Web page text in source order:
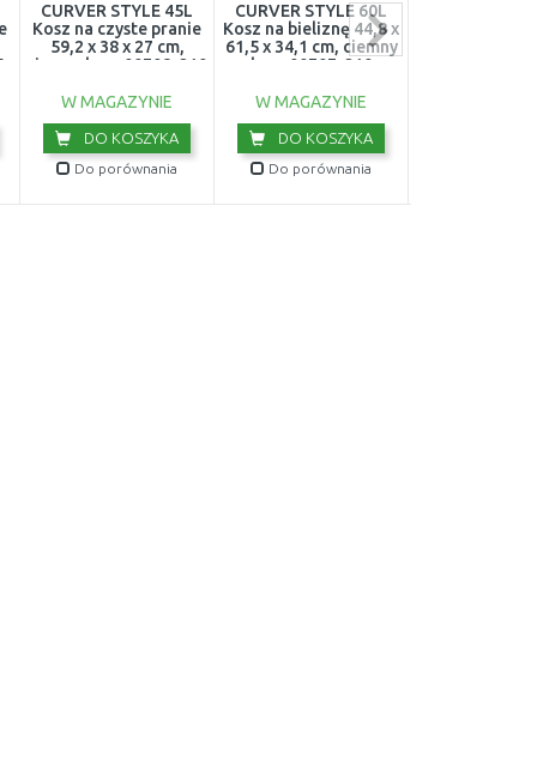
CURVER STYLE 45L
Kosz na czyste pranie
59,2 x 38 x 27 cm,
ciemny brąz 00708-210
W MAGAZYNIE
DO KOSZYKA
Do porównania
CURVER STYLE 60L
Kosz na bieliznę 44,8 x
61,5 x 34,1 cm, ciemny
brąz 00707-210
W MAGAZYNIE
DO KOSZYKA
Do porównania